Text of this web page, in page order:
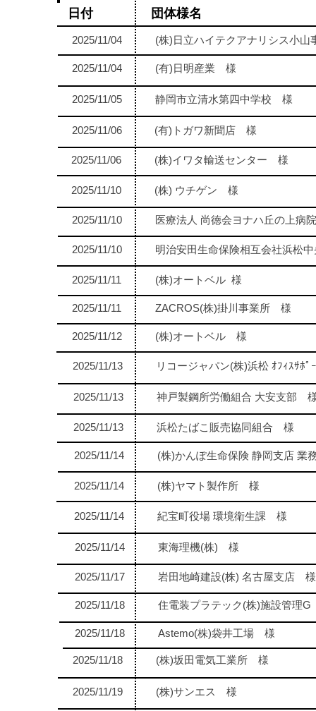
日付 団体様名
2025/11/04 (有)日明産業 様
2025/11/05 静岡市立清水第四中学校 様
2025/11/06 (有)トガワ新聞店 様
2025/11/06 (株)イワタ輸送センター 様
2025/11/10 (株) ウチゲン 様
2025/11/10 医療法人 尚徳会ヨナハ丘の上
2025/11/10 明治安田生命保険相互会社浜松
2025/11/11 (株)オートベル 様
2025/11/11 ZACROS(株)掛川事業所 様
2025/11/12 (株)オートベル 様
2025/11/13 リコージャパン(株)浜松 ｵﾌｨｽｻﾎ
2025/11/13 神戸製鋼所労働組合 大安支部
2025/11/13 浜松たばこ販売協同組合 様
2025/11/14 (株)かんぽ生命保険 静岡支店
2025/11/14 (株)ヤマト製作所 様
2025/11/14 紀宝町役場 環境衛生課 様
2025/11/14 東海理機(株) 様
2025/11/17 岩田地崎建設(株) 名古屋支店 様
2025/11/18 住電装プラテック(株)施設管理
2025/11/18 Astemo(株)袋井工場 様
2025/11/18 (株)坂田電気工業所 様
2025/11/19 (株)サンエス 様
2025/11/04 (株)日立ハイテクアナリシス小